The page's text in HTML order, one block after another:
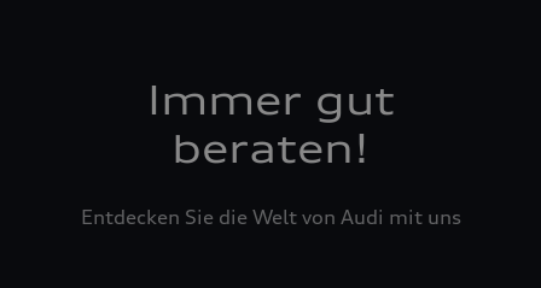
Immer gut
beraten!
Entdecken Sie die Welt von Audi mit uns